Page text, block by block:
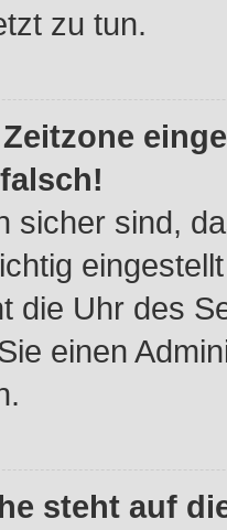
zu tun.
sicher sind,
die Uhr des
einen
steht auf